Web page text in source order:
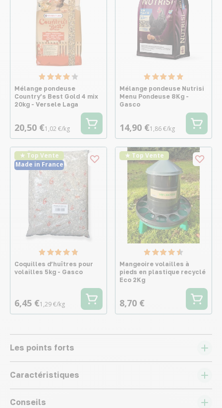
Mélange pondeuse
Country’s Best Gold 4 mix
20kg - Versele Laga
20,50 €1,02 €/kg
Mélange pondeuse Nutrisi
Menu Pondeuse 8Kg -
Gasco
14,90 €1,86 €/kg
★ Top Vente
Made in France
Coquilles d’huîtres pour
volailles 5kg - Gasco
6,45 €1,29 €/kg
★ Top Vente
Mangeoire volailles à
pieds en plastique recyclé
Eco 2Kg
8,70 €
Les points forts
Caractéristiques
Conseils